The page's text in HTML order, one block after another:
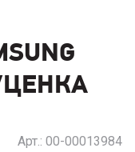
Арт.: 00-00013984